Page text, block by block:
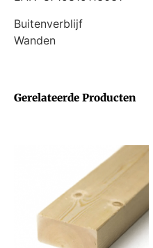
Gerelateerde Producten
Buitenverblijf
Wanden